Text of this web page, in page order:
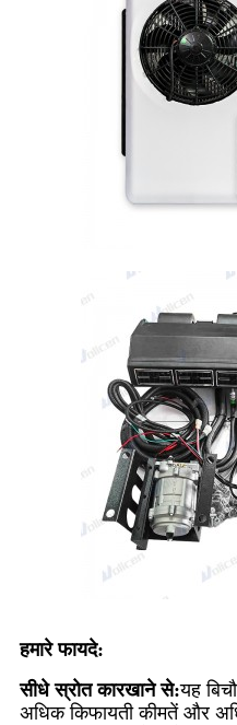
हमारे फायदे:
सीधे स्रोत कारखाने से:यह
अधिक किफायती कीमतें और